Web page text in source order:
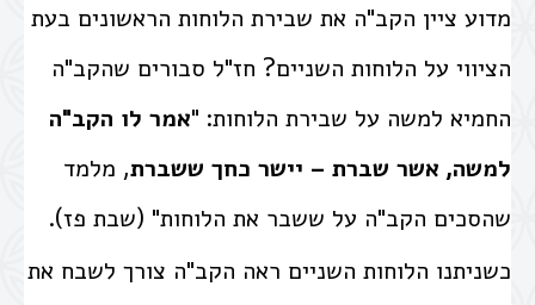
מדוע ציין הקב"האת שבירת הלוחות הראשוניםבעת
הציווי על הלוחות השניים? חז"ל סבורים שהקב"ה
החמיא למשה על שבירת הלוחות: "אמר לו הקב"ה
למשה, אשר שברת – יישר כחך ששברת, מלמד
שהסכים הקב"ה על ששבר את הלוחות" (שבת פז).
כשניתנו הלוחות השניים ראה הקב"ה צורך לשבח את